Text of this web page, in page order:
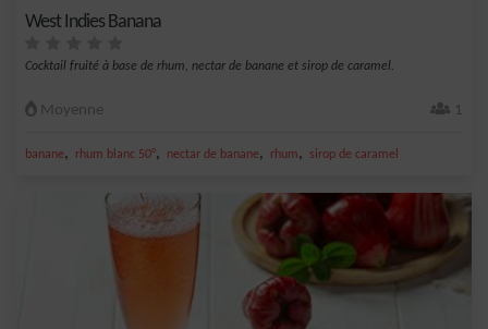
West Indies Banana
Cocktail fruité à base de rhum, nectar de banane et sirop de caramel.
Moyenne 1
banane, rhum blanc 50°, nectar de banane, rhum, sirop de caramel